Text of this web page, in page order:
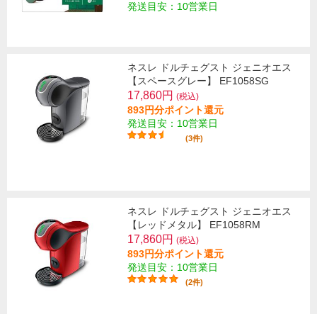
発送目安：10営業日
ネスレ ドルチェグスト ジェニオエス
【スペースグレー】 EF1058SG
17,860円 (税込)
893円分ポイント還元
発送目安：10営業日
(3件)
ネスレ ドルチェグスト ジェニオエス
【レッドメタル】 EF1058RM
17,860円 (税込)
893円分ポイント還元
発送目安：10営業日
(2件)